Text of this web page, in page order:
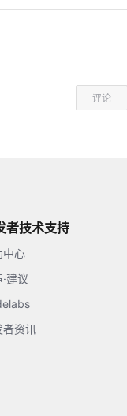
评论
者技术支持
中心
建议
者资讯